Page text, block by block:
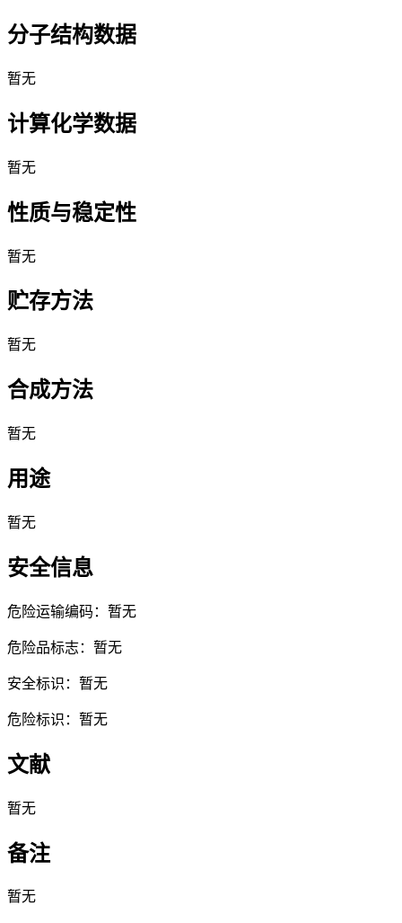
分子结构数据
暂无
计算化学数据
暂无
性质与稳定性
暂无
贮存方法
暂无
合成方法
暂无
用途
暂无
安全信息
危险运输编码：暂无
危险品标志：暂无
安全标识：暂无
危险标识：暂无
文献
暂无
备注
暂无